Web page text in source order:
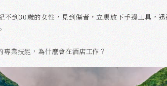
不到30歲的女性，見到傷者，立馬放下手邊工具，
業技能，為什麼會在酒店工作？